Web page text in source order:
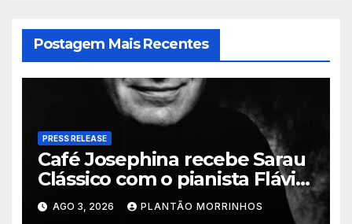
Postagem Mais Recentes
PRESS RELEASE
Café Josephina recebe Sarau
Clássico com o pianista Flávio
Varani nesta terça-feira
AGO 3, 2026 PLANTÃO MORRINHOS